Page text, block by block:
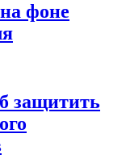
фоне
защитить